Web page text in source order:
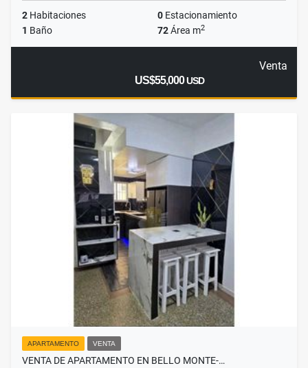
2 Habitaciones 0 Estacionamiento
1 Baño 72Área m2
Venta
US$55,000USD
APARTAMENTO VENTA
VENTA DE APARTAMENTO EN BELLO MONTE-…